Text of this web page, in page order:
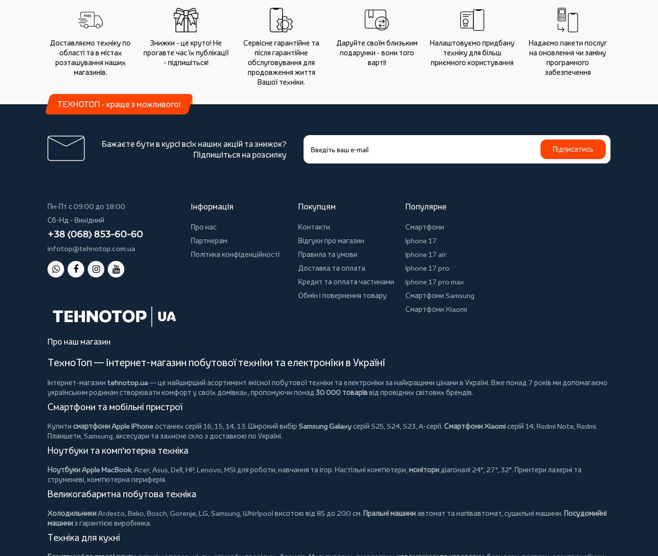
Доставляємо техніку по
області та в містах
розташування наших
магазинів.
Знижки - це круто! Не
прогавте час їх публікації
- підпишіться!
Сервісне гарантійне та
після гарантійне
обслуговування для
продовження життя
Вашої техніки.
Даруйте своїм близьким
подарунки - вони того
варті!
Налаштовуємо придбану
техніку для більш
приємного користування
Надаємо пакети послуг
на оновлення чи заміну
програмного
забезпечення
ТЕХНОТОП - краще з можливого!
Бажаєте бути в курсі всіх наших акцій та знижок?
Підпишіться на розсилку
Підписатись
Пн-Пт с 09:00 до 18:00
Сб-Нд - Вихідний
+38 (068) 853-60-60
infotop@tehnotop.com.ua
Інформація
Про нас
Партнерам
Політика конфіденційності
Покупцям
Контакти
Відгуки про магазин
Правила та умови
Доставка та оплата
Кредит та оплата частинами
Обмін і повернення товару
Популярне
Смартфони
Iphone 17
Iphone 17 air
Iphone 17 pro
Iphone 17 pro max
Смартфони Samsung
Смартфони Xiaomi
Про наш магазин
ТехноТоп — інтернет-магазин побутової техніки та електроніки в Україні
Інтернет-магазин tehnotop.ua— це найширший асортимент якісної побутової техніки та електроніки за найкращими цінами в Україні. Вже понад 7 років ми допомагаємо
українським родинам створювати комфорт у своїх домівках, пропонуючи понад 30 000 товаріввід провідних світових брендів.
Смартфони та мобільні пристрої
Купити смартфони Apple iPhoneостанніх серій 16, 15, 14, 13. Широкий вибір Samsung Galaxyсерій S25, S24, S23, A-серії. Смартфони Xiaomiсерій 14, Redmi Note, Redmi.
Планшети, Samsung, аксесуари тазахисне скло з доставкою по Україні.
Ноутбуки та комп'ютерна техніка
Ноутбуки Apple MacBook,Acer,Asus,Dell,HP,Lenovo,MSI для роботи, навчання та ігор. Настільні комп'ютери,моніторидіагоналі 24", 27", 32". Принтери лазерні та
струменеві, комп'ютерна периферія.
Великогабаритна побутова техніка
ХолодильникиArdesto,Beko,Bosch,Gorenje,LG,Samsung,Whirlpool висотою від 85 до 200 см. Пральні машиниавтомат та напівавтомат,сушильні машини. Посудомийні
машиниз гарантією виробника.
Техніка для кухні